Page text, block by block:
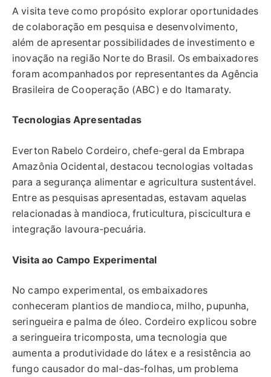
A visita teve como propósito explorar oportunidades
de colaboração em pesquisa e desenvolvimento,
além de apresentar possibilidades de investimento e
inovação na região Norte do Brasil. Os embaixadores
foram acompanhados por representantes da Agência
Brasileira de Cooperação (ABC) e do Itamaraty.
Tecnologias Apresentadas
Everton Rabelo Cordeiro, chefe-geral da Embrapa
Amazônia Ocidental, destacou tecnologias voltadas
para a segurança alimentar e agricultura sustentável.
Entre as pesquisas apresentadas, estavam aquelas
relacionadas à mandioca, fruticultura, piscicultura e
integração lavoura-pecuária.
Visita ao Campo Experimental
No campo experimental, os embaixadores
conheceram plantios de mandioca, milho, pupunha,
seringueira e palma de óleo. Cordeiro explicou sobre
a seringueira tricomposta, uma tecnologia que
aumenta a produtividade do látex e a resistência ao
fungo causador do mal-das-folhas, um problema